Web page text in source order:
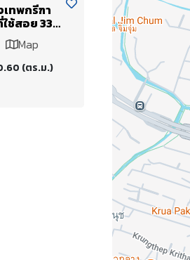
ทพกรีฑา
ช้สอย 330
สวยMap
(ตร.ม.)